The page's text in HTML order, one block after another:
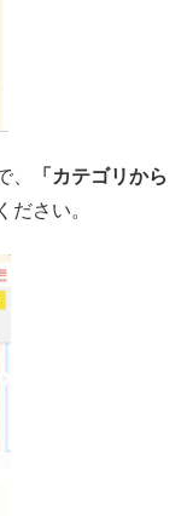
、
「カテゴリから
ださい。